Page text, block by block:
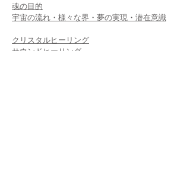
魂の目的
宇宙の流れ・様々な界・夢の実現・潜在意識
クリスタルヒーリング
サウンドヒーリング